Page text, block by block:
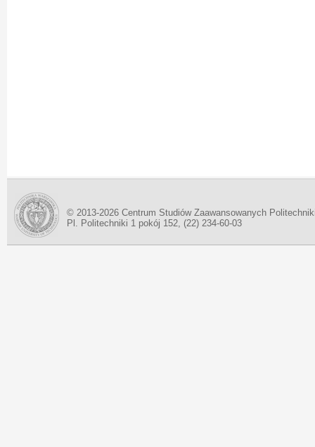
© 2013-2026 Centrum Studiów Zaawansowanych
Pl. Politechniki 1 pokój 152, (22) 234-60-03